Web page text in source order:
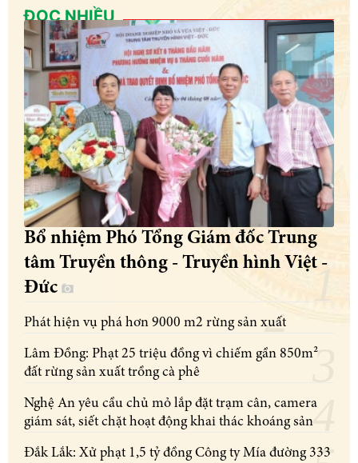
ĐỌC NHIỀU
Bổ nhiệm Phó Tổng Giám đốc Trung
tâm Truyền thông - Truyền hình Việt -
Đức
Phát hiện vụ phá hơn 9000 m2 rừng sản xuất
Lâm Đồng: Phạt 25 triệu đồng vì chiếm gần 850m²
đất rừng sản xuất trồng cà phê
Nghệ An yêu cầu chủ mỏ lắp đặt trạm cân, camera
giám sát, siết chặt hoạt động khai thác khoáng sản
Đắk Lắk: Xử phạt 1,5 tỷ đồng Công ty Mía đường 333